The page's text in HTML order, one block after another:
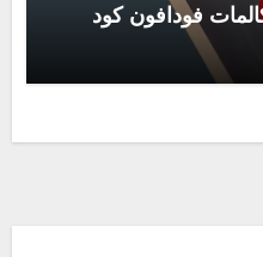
فودافون كود